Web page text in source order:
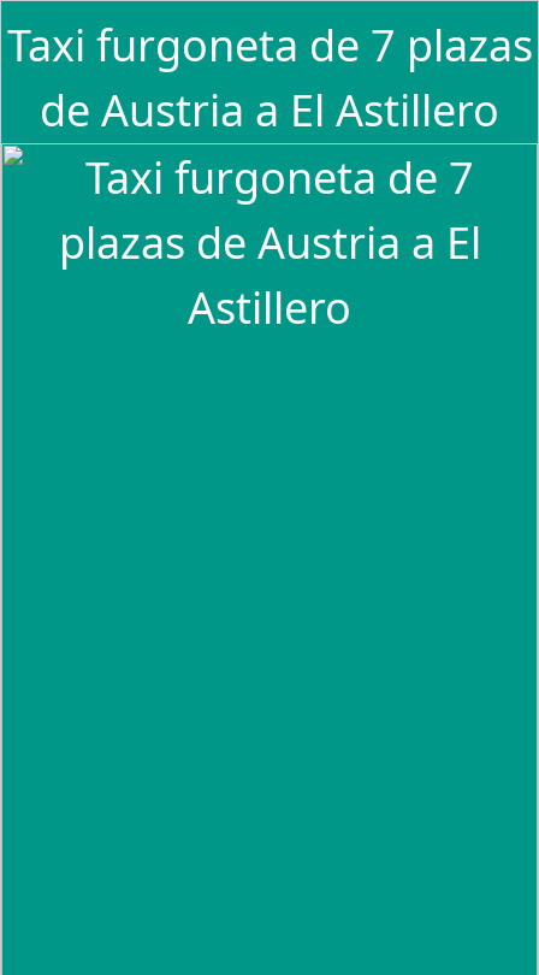
Taxi furgoneta de 7 plazas
de Austria a El Astillero